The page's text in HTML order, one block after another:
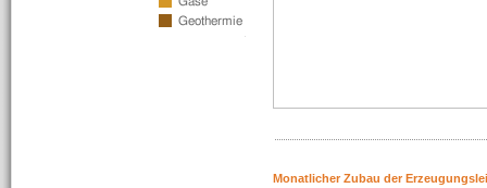
Monatlicher Zubau der